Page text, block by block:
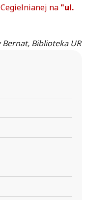
na "ul.
Biblioteka UR